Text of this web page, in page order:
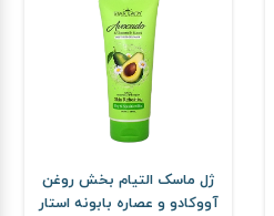
ژل ماسک التیام بخش روغن
آووکادو و عصاره بابونه استار